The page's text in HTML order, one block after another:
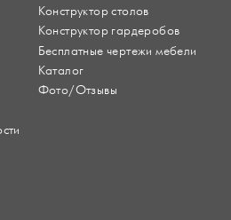
Конструктор столов
Конструктор гардеробов
Бесплатные чертежи мебели
Каталог
Фото/Отзывы